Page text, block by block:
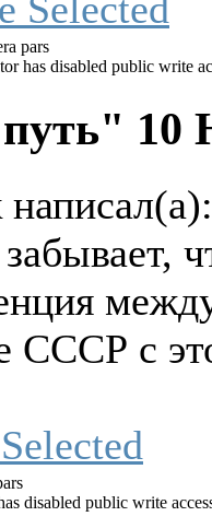
pars
has disabled public write
10
СССР с
disabled public write